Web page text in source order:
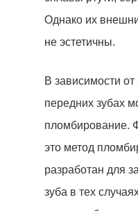
Однако их
не эстетичны.
В зависимости
передних зубах
пломбирование.
это метод
разработан для
зуба в тех